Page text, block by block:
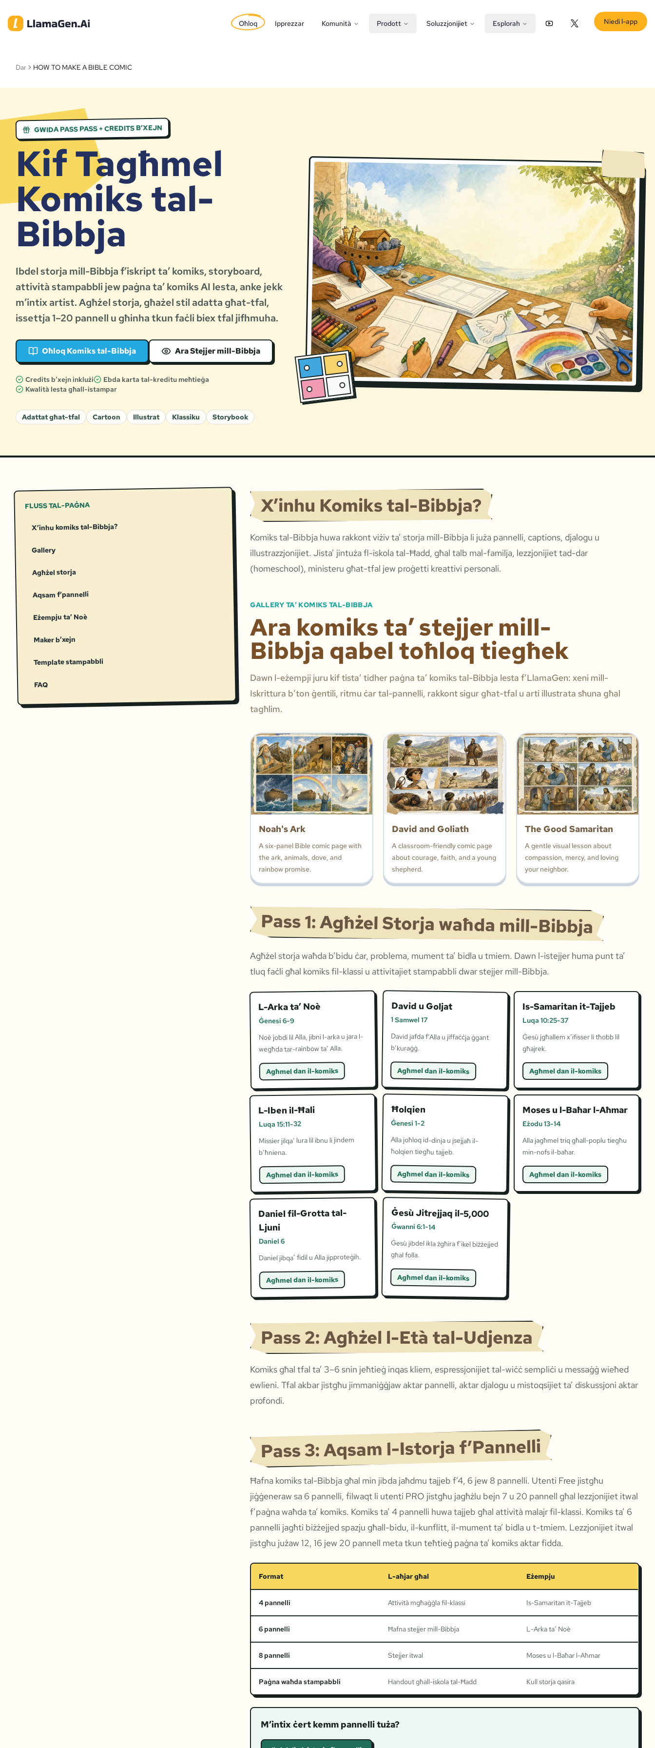
Oħloq Ipprezzar Komunità Prodott Soluzzjonijiet Esplorah YouTubeX (Twitter)
Niedi l-app
Dar HOW TO MAKE A BIBLE COMIC
GWIDA PASS PASS + CREDITS B’XEJN
Kif Tagħmel
Komiks tal-
Bibbja
Ibdel storja mill-Bibbja f’iskript ta’ komiks, storyboard,
attività stampabbli jew paġna ta’ komiks AI lesta, anke jekk
m’intix artist. Agħżel storja, għażel stil adatta għat-tfal,
issettja 1–20 pannell u għinha tkun faċli biex tfal jifhmuha.
Oħloq Komiks tal-Bibbja Ara Stejjer mill-Bibbja
Credits b’xejn inklużi
Ebda karta tal-kreditu meħtieġa
Kwalità lesta għall-istampar
Adattat għat-tfal Cartoon Illustrat Klassiku Storybook
FLUSS TAL-PAĠNA
X’inhu komiks tal-Bibbja?
Gallery
Agħżel storja
Aqsam f’pannelli
Eżempju ta’ Noè
Maker b’xejn
Template stampabbli
FAQ
X’inhu Komiks tal-Bibbja?
Komiks tal-Bibbja huwa rakkont viżiv ta’ storja mill-Bibbja li juża pannelli, captions, djalogu u
illustrazzjonijiet. Jista’ jintuża fl-iskola tal-Ħadd, għal talb mal-familja, lezzjonijiet tad-dar
(homeschool), ministeru għat-tfal jew proġetti kreattivi personali.
GALLERY TA’ KOMIKS TAL-BIBBJA
Ara komiks ta’ stejjer mill-
Bibbja qabel toħloq tiegħek
Dawn l-eżempji juru kif tista’ tidher paġna ta’ komiks tal-Bibbja lesta f’LlamaGen: xeni mill-
Iskrittura b’ton ġentili, ritmu ċar tal-pannelli, rakkont sigur għat-tfal u arti illustrata sħuna għal
tagħlim.
Noah's Ark
A six-panel Bible comic page with
the ark, animals, dove, and
rainbow promise.
David and Goliath
A classroom-friendly comic page
about courage, faith, and a young
shepherd.
The Good Samaritan
A gentle visual lesson about
compassion, mercy, and loving
your neighbor.
Pass 1: Agħżel Storja waħda mill-Bibbja
Agħżel storja waħda b’bidu ċar, problema, mument ta’ bidla u tmiem. Dawn l-istejjer huma punt ta’
tluq faċli għal komiks fil-klassi u attivitajiet stampabbli dwar stejjer mill-Bibbja.
L-Arka ta’ Noè
Ġenesi 6-9
Noè jobdi lil Alla, jibni l-arka u jara l-
wegħda tar-rainbow ta’ Alla.
Agħmel dan il-komiks
David u Goljat
1 Samwel 17
David jafda f’Alla u jiffaċċja ġgant
b’kuraġġ.
Agħmel dan il-komiks
Is-Samaritan it-Tajjeb
Luqa 10:25-37
Ġesù jgħallem x’ifisser li tħobb lil
għajrek.
Agħmel dan il-komiks
L-Iben il-Ħali
Luqa 15:11-32
Missier jilqa’ lura lil ibnu li jindem
b’ħniena.
Agħmel dan il-komiks
Ħolqien
Ġenesi 1-2
Alla joħloq id-dinja u jsejjaħ il-
ħolqien tiegħu tajjeb.
Agħmel dan il-komiks
Moses u l-Baħar l-Aħmar
Eżodu 13-14
Alla jagħmel triq għall-poplu tiegħu
min-nofs il-baħar.
Agħmel dan il-komiks
Daniel fil-Grotta tal-
Ljuni
Daniel 6
Daniel jibqa’ fidil u Alla jipproteġih.
Agħmel dan il-komiks
Ġesù Jitrejjaq il-5,000
Ġwanni 6:1-14
Ġesù jibdel ikla żgħira f’ikel biżżejjed
għal folla.
Agħmel dan il-komiks
Pass 2: Agħżel l-Età tal-Udjenza
Komiks għal tfal ta’ 3–6 snin jeħtieġ inqas kliem, espressjonijiet tal-wiċċ sempliċi u messaġġ wieħed
ewlieni. Tfal akbar jistgħu jimmaniġġjaw aktar pannelli, aktar djalogu u mistoqsijiet ta’ diskussjoni aktar
profondi.
Pass 3: Aqsam l-Istorja f’Pannelli
Ħafna komiks tal-Bibbja għal min jibda jaħdmu tajjeb f’4, 6 jew 8 pannelli. Utenti Free jistgħu
jiġġeneraw sa 6 pannelli, filwaqt li utenti PRO jistgħu jagħżlu bejn 7 u 20 pannell għal lezzjonijiet itwal
f’paġna waħda ta’ komiks. Komiks ta’ 4 pannelli huwa tajjeb għal attività malajr fil-klassi. Komiks ta’ 6
pannelli jagħti biżżejjed spazju għall-bidu, il-kunflitt, il-mument ta’ bidla u t-tmiem. Lezzjonijiet itwal
jistgħu jużaw 12, 16 jew 20 pannell meta tkun teħtieġ paġna ta’ komiks aktar fidda.
Format L-aħjar għal Eżempju
4 pannelli Attività mgħaġġla fil-klassi Is-Samaritan it-Tajjeb
6 pannelli Ħafna stejjer mill-Bibbja L-Arka ta’ Noè
8 pannelli Stejjer itwal Moses u l-Baħar l-Aħmar
Paġna waħda stampabbli Handout għall-iskola tal-Ħadd Kull storja qasira
M’intix ċert kemm pannelli tuża?